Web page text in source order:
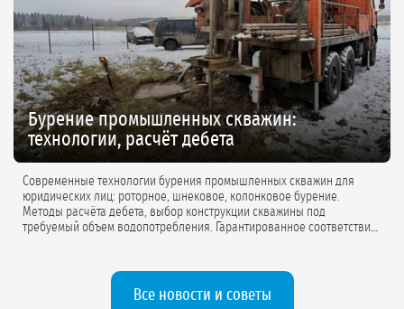
Бурение промышленных скважин:
технологии, расчёт дебета
Современные технологии бурения промышленных скважин для
юридических лиц: роторное, шнековое, колонковое бурение.
Методы расчёта дебета, выбор конструкции скважины под
требуемый объем водопотребления. Гарантированное соответствие
Все новости и советы